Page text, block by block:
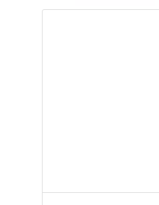
DACIA